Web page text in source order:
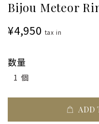
Bijou Meteor
¥4,950 tax in
数量
ADD